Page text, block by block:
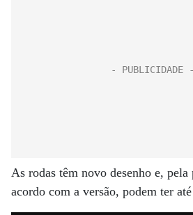
As rodas têm novo desenho e,
acordo com a versão, podem ter